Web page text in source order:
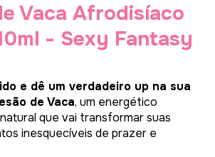
Vaca Afrodisíaco
- Sexy Fantasy
e dê um verdadeiro up na sua
de Vaca, um energético
que vai transformar suas
inesquecíveis de prazer e